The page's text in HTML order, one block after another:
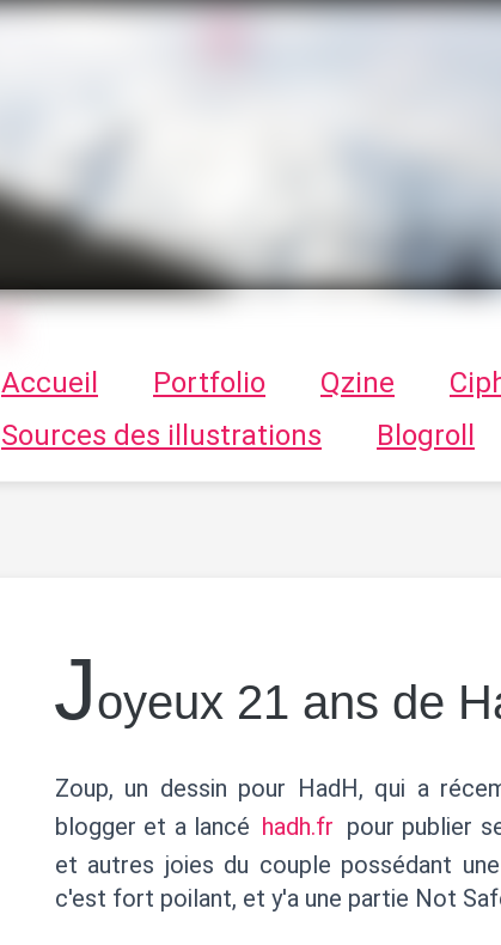
T
Le vortex à chats - Illustrations, trucs
Accueil Portfolio Qzine
Sources des illustrations
Blogroll
Joyeux 21 ans de
Zoup, un dessin pour HadH, qui a
blogger et a lancé hadh.fr pour publier
et autres joies du couple possédant
c'est fort poilant, et y'a une partie Not